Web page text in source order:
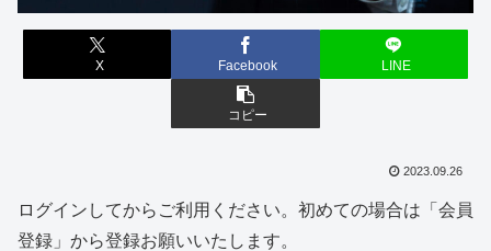
X Facebook LINE
コピー
2023.09.26
ログインしてからご利用ください。初めての場合は「会員
登録」から登録お願いいたします。